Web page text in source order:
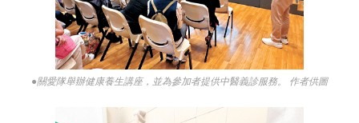
●關愛隊舉辦健康養生講座，並為參加者提供中醫義診服務。 作者供圖